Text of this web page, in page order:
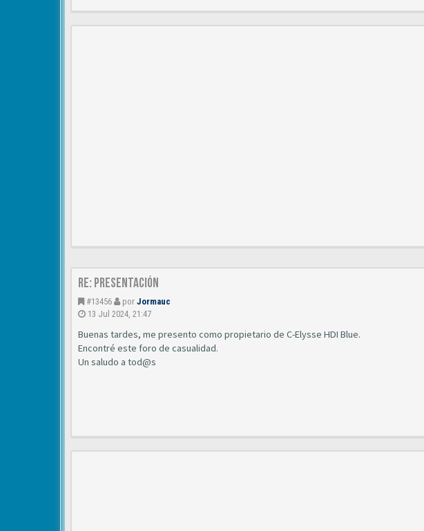
Re: Presentación
#13456 por Jormauc
13 Jul 2024, 21:47
Buenas tardes, me presento como propietario de C-Elysse HDI Blue.
Encontré este foro de casualidad.
Un saludo a tod@s